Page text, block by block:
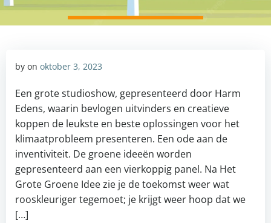
by on oktober 3, 2023
Een grote studioshow, gepresenteerd door Harm
Edens, waarin bevlogen uitvinders en creatieve
koppen de leukste en beste oplossingen voor het
klimaatprobleem presenteren. Een ode aan de
inventiviteit. De groene ideeën worden
gepresenteerd aan een vierkoppig panel. Na Het
Grote Groene Idee zie je de toekomst weer wat
rooskleuriger tegemoet; je krijgt weer hoop dat we
[…]